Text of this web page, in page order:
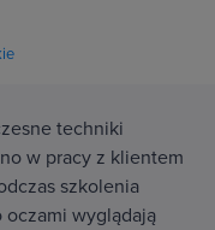
techniki
w pracy z klientem
szkolenia
wyglądają